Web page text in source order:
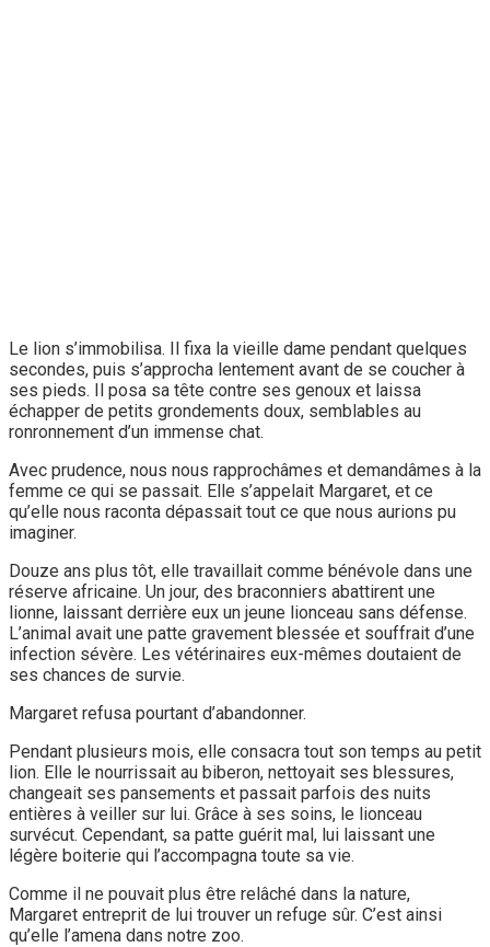
Le lion s’immobilisa. Il fixa la vieille dame pendant quelques
secondes, puis s’approcha lentement avant de se coucher à
ses pieds. Il posa sa tête contre ses genoux et laissa
échapper de petits grondements doux, semblables au
ronronnement d’un immense chat.
Avec prudence, nous nous rapprochâmes et demandâmes à la
femme ce qui se passait. Elle s’appelait Margaret, et ce
qu’elle nous raconta dépassait tout ce que nous aurions pu
imaginer.
Douze ans plus tôt, elle travaillait comme bénévole dans une
réserve africaine. Un jour, des braconniers abattirent une
lionne, laissant derrière eux un jeune lionceau sans défense.
L’animal avait une patte gravement blessée et souffrait d’une
infection sévère. Les vétérinaires eux-mêmes doutaient de
ses chances de survie.
Margaret refusa pourtant d’abandonner.
Pendant plusieurs mois, elle consacra tout son temps au petit
lion. Elle le nourrissait au biberon, nettoyait ses blessures,
changeait ses pansements et passait parfois des nuits
entières à veiller sur lui. Grâce à ses soins, le lionceau
survécut. Cependant, sa patte guérit mal, lui laissant une
légère boiterie qui l’accompagna toute sa vie.
Comme il ne pouvait plus être relâché dans la nature,
Margaret entreprit de lui trouver un refuge sûr. C’est ainsi
qu’elle l’amena dans notre zoo.